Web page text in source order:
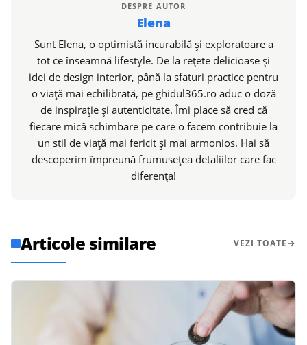
DESPRE AUTOR
Elena
Sunt Elena, o optimistă incurabilă și exploratoare a
tot ce înseamnă lifestyle. De la rețete delicioase și
idei de design interior, până la sfaturi practice pentru
o viață mai echilibrată, pe ghidul365.ro aduc o doză
de inspirație și autenticitate. Îmi place să cred că
fiecare mică schimbare pe care o facem contribuie la
un stil de viață mai fericit și mai armonios. Hai să
descoperim împreună frumusețea detaliilor care fac
diferența!
Articole similare VEZI TOATE